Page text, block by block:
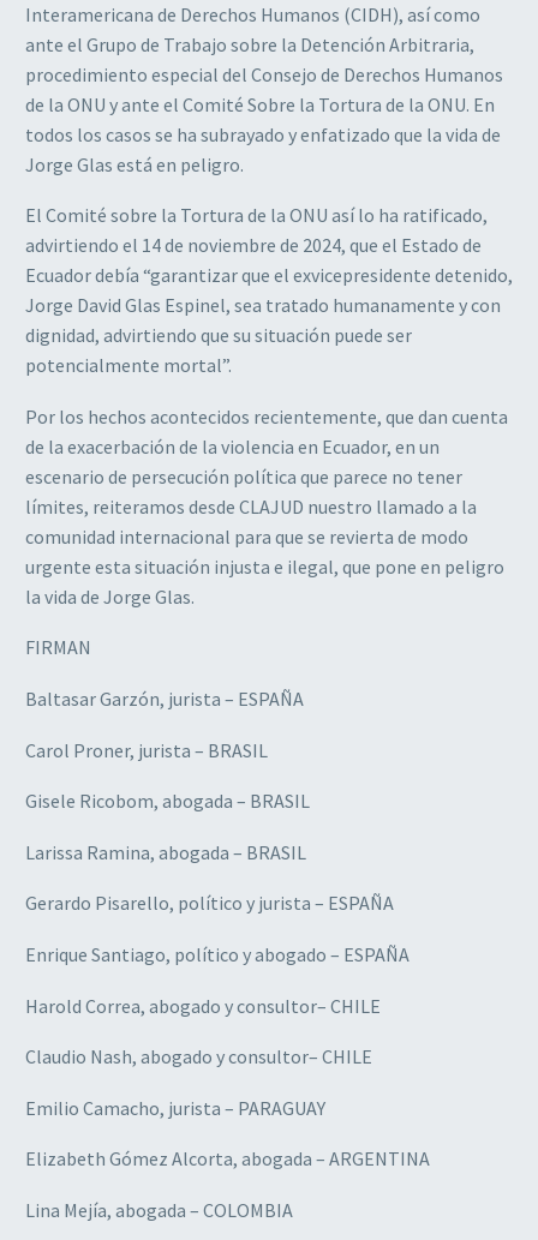
Interamericana de Derechos Humanos (CIDH), así como
ante el Grupo de Trabajo sobre la Detención Arbitraria,
procedimiento especial del Consejo de Derechos Humanos
de la ONU y ante el Comité Sobre la Tortura de la ONU. En
todos los casos se ha subrayado y enfatizado que la vida de
Jorge Glas está en peligro.
El Comité sobre la Tortura de la ONU así lo ha ratificado,
advirtiendo el 14 de noviembre de 2024, que el Estado de
Ecuador debía “garantizar que el exvicepresidente detenido,
Jorge David Glas Espinel, sea tratado humanamente y con
dignidad, advirtiendo que su situación puede ser
potencialmente mortal”.
Por los hechos acontecidos recientemente, que dan cuenta
de la exacerbación de la violencia en Ecuador, en un
escenario de persecución política que parece no tener
límites, reiteramos desde CLAJUD nuestro llamado a la
comunidad internacional para que se revierta de modo
urgente esta situación injusta e ilegal, que pone en peligro
la vida de Jorge Glas.
FIRMAN
Baltasar Garzón, jurista – ESPAÑA
Carol Proner, jurista – BRASIL
Gisele Ricobom, abogada – BRASIL
Larissa Ramina, abogada – BRASIL
Gerardo Pisarello, político y jurista – ESPAÑA
Enrique Santiago, político y abogado – ESPAÑA
Harold Correa, abogado y consultor– CHILE
Claudio Nash, abogado y consultor– CHILE
Emilio Camacho, jurista – PARAGUAY
Elizabeth Gómez Alcorta, abogada – ARGENTINA
Lina Mejía, abogada – COLOMBIA